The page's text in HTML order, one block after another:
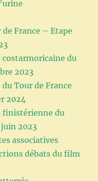
France – Etape
costarmoricaine du
2023
Tour de France
2024
finistérienne du
juin 2023
associatives
débats du film